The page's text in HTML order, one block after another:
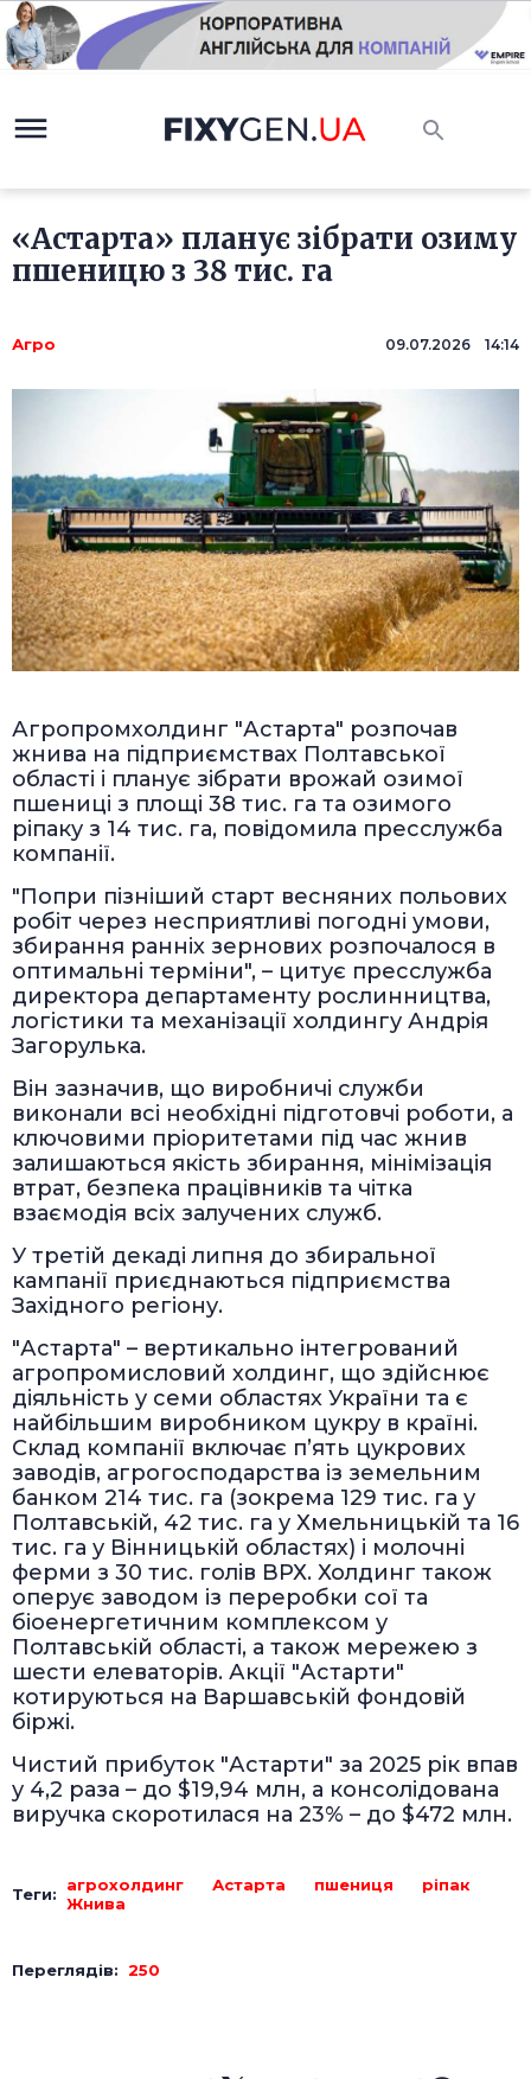
«Астарта» планує зібрати озиму
пшеницю з 38 тис. га
Агро 09.07.2026 14:14
Агропромхолдинг "Астарта" розпочав
жнива на підприємствах Полтавської
області і планує зібрати врожай озимої
пшениці з площі 38 тис. га та озимого
ріпаку з 14 тис. га, повідомила пресслужба
компанії.
"Попри пізніший старт весняних польових
робіт через несприятливі погодні умови,
збирання ранніх зернових розпочалося в
оптимальні терміни", – цитує пресслужба
директора департаменту рослинництва,
логістики та механізації холдингу Андрія
Загорулька.
Він зазначив, що виробничі служби
виконали всі необхідні підготовчі роботи, а
ключовими пріоритетами під час жнив
залишаються якість збирання, мінімізація
втрат, безпека працівників та чітка
взаємодія всіх залучених служб.
У третій декаді липня до збиральної
кампанії приєднаються підприємства
Західного регіону.
"Астарта" – вертикально інтегрований
агропромисловий холдинг, що здійснює
діяльність у семи областях України та є
найбільшим виробником цукру в країні.
Склад компанії включає п’ять цукрових
заводів, агрогосподарства із земельним
банком 214 тис. га (зокрема 129 тис. га у
Полтавській, 42 тис. га у Хмельницькій та 16
тис. га у Вінницькій областях) і молочні
ферми з 30 тис. голів ВРХ. Холдинг також
оперує заводом із переробки сої та
біоенергетичним комплексом у
Полтавській області, а також мережею з
шести елеваторів. Акції "Астарти"
котируються на Варшавській фондовій
біржі.
Чистий прибуток "Астарти" за 2025 рік впав
у 4,2 раза – до $19,94 млн, а консолідована
виручка скоротилася на 23% – до $472 млн.
Теги: агрохолдинг Астарта пшениця
ріпак
Жнива
Переглядів: 250